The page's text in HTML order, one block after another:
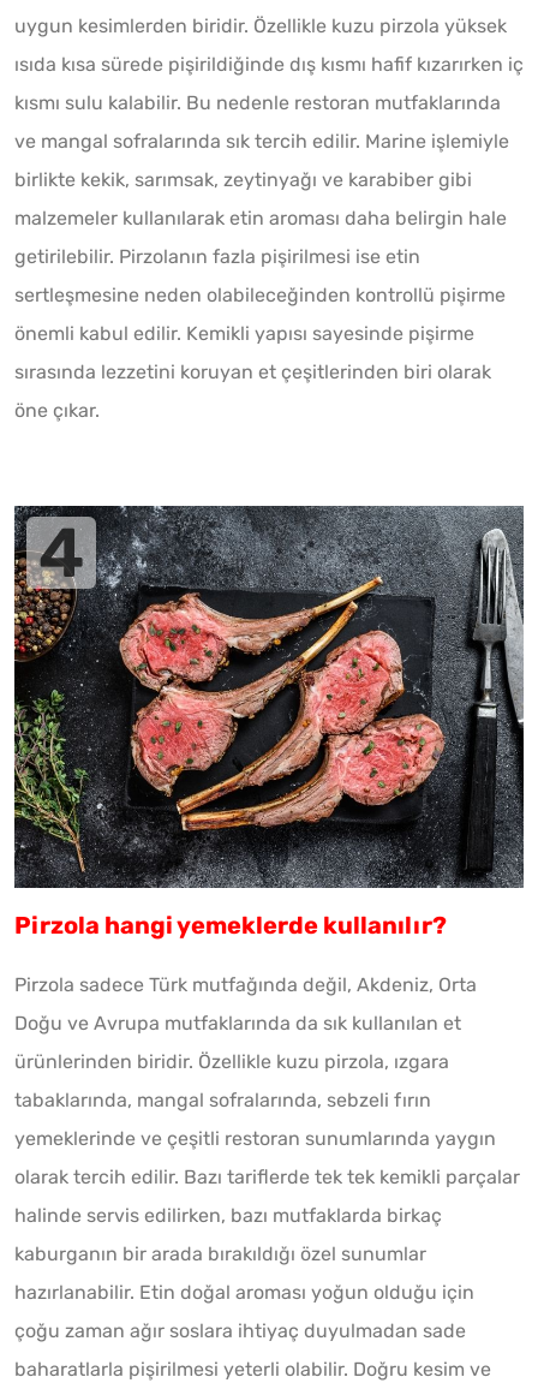
uygun kesimlerden biridir. Özellikle kuzu pirzola yüksek
ısıda kısa sürede pişirildiğinde dış kısmı hafif kızarırken iç
kısmı sulu kalabilir. Bu nedenle restoran mutfaklarında
ve mangal sofralarında sık tercih edilir. Marine işlemiyle
birlikte kekik, sarımsak, zeytinyağı ve karabiber gibi
malzemeler kullanılarak etin aroması daha belirgin hale
getirilebilir. Pirzolanın fazla pişirilmesi ise etin
sertleşmesine neden olabileceğinden kontrollü pişirme
önemli kabul edilir. Kemikli yapısı sayesinde pişirme
sırasında lezzetini koruyan et çeşitlerinden biri olarak
öne çıkar.
Pirzola hangi yemeklerde kullanılır?
Pirzola sadece Türk mutfağında değil, Akdeniz, Orta
Doğu ve Avrupa mutfaklarında da sık kullanılan et
ürünlerinden biridir. Özellikle kuzu pirzola, ızgara
tabaklarında, mangal sofralarında, sebzeli fırın
yemeklerinde ve çeşitli restoran sunumlarında yaygın
olarak tercih edilir. Bazı tariflerde tek tek kemikli parçalar
halinde servis edilirken, bazı mutfaklarda birkaç
kaburganın bir arada bırakıldığı özel sunumlar
hazırlanabilir. Etin doğal aroması yoğun olduğu için
çoğu zaman ağır soslara ihtiyaç duyulmadan sade
baharatlarla pişirilmesi yeterli olabilir. Doğru kesim ve